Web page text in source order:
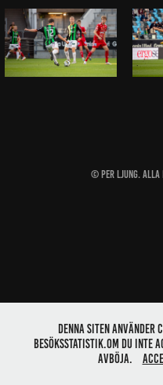
© Per Ljung.
Denna siten
besöksstatistik.Om du inte
avböja.